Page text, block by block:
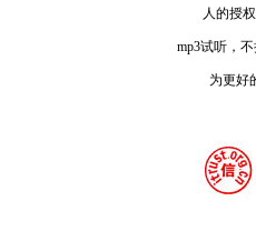
人的授
mp3试听，
为更好